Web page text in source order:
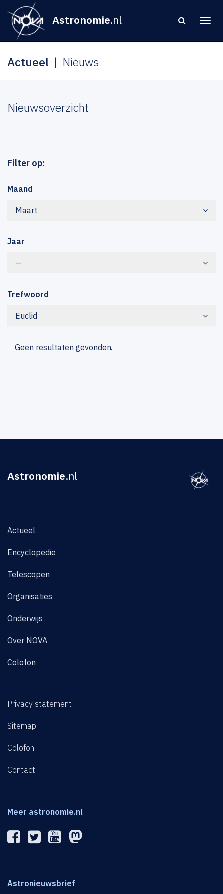
Astronomie.nl
Actueel Nieuws
Nieuwsoverzicht
Filter op:
Maand
Maart
Jaar
—
Trefwoord
Euclid
Geen resultaten gevonden.
Astronomie.nl
Actueel
Encyclopedie
Telescopen
Organisaties
Onderwijs
Over NOVA
Colofon
Privacy statement
Sitemap
Colofon
Contact
Meer astronomie.nl
Astronieuwsbrief